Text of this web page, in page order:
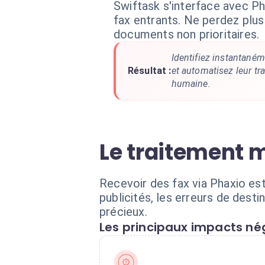
Swiftask s'interface avec
fax entrants. Ne perdez
documents non prioritaires.
Résultat :
Identifiez
et automatisez leur
humaine.
Le traitement
Recevoir des fax via Phaxio
publicités, les erreurs de
précieux.
Les principaux impacts